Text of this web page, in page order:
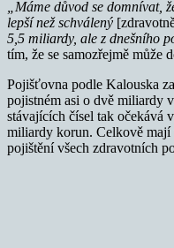
„Máme důvod se domnívat,
lepší než schválený
5,5 miliardy, ale z dnešního
tím, že se samozřejmě může
Pojišťovna podle Kalouska
pojistném asi o dvě miliardy
stávajících čísel tak očekává
miliardy korun. Celkově mají
pojištění všech zdravotních